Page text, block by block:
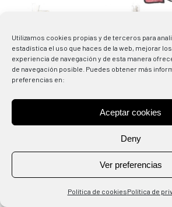
Utilizamos cookies propias y de terceros para
estadística el uso que haces de la web, mejorar
experiencia de navegación y de esta manera
de navegación posible. Puedes obtener más
preferencias en:
Aceptar cookies
Deny
Ver preferencias
Política de cookiesPolítica de